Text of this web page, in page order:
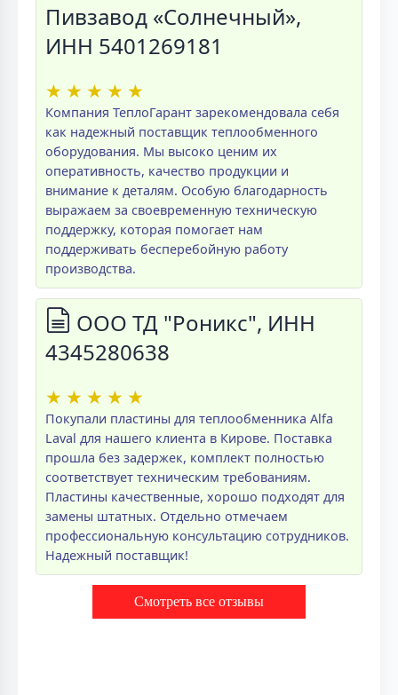
Пивзавод «Солнечный»,
ИНН 5401269181
★ ★ ★ ★ ★
Компания ТеплоГарант зарекомендовала себя
как надежный поставщик теплообменного
оборудования. Мы высоко ценим их
оперативность, качество продукции и
внимание к деталям. Особую благодарность
выражаем за своевременную техническую
поддержку, которая помогает нам
поддерживать бесперебойную работу
производства.
ООО ТД "Роникс", ИНН
4345280638
★ ★ ★ ★ ★
Покупали пластины для теплообменника Alfa
Laval для нашего клиента в Кирове. Поставка
прошла без задержек, комплект полностью
соответствует техническим требованиям.
Пластины качественные, хорошо подходят для
замены штатных. Отдельно отмечаем
профессиональную консультацию сотрудников.
Надежный поставщик!
Смотреть все отзывы